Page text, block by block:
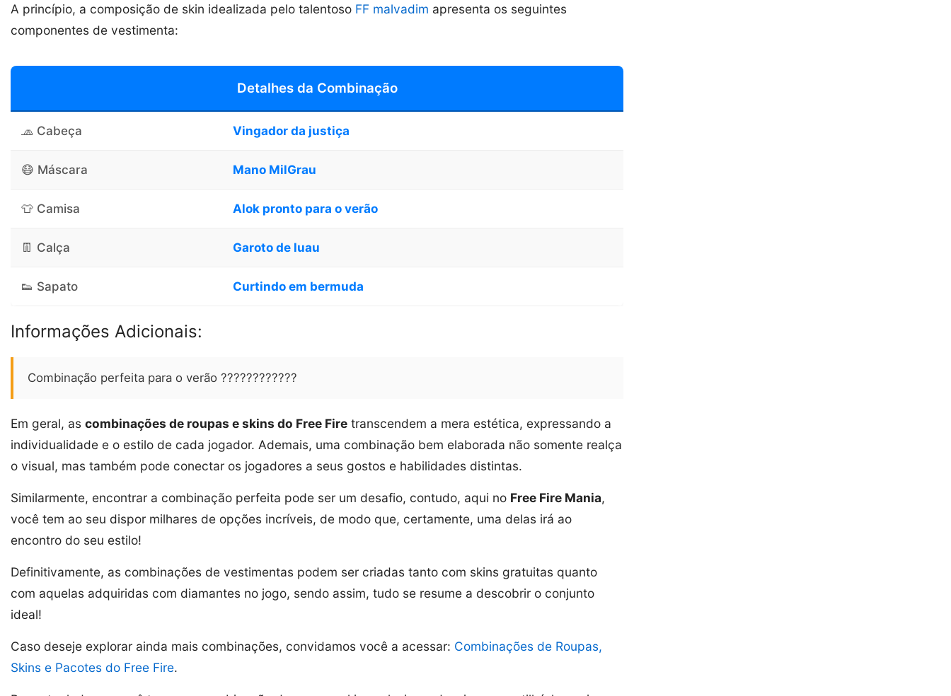
A princípio, a composição de skin idealizada pelo talentoso FF malvadim apresenta os seguintes
componentes de vestimenta:
Detalhes da Combinação
🧢 Cabeça Vingador da justiça
😷 Máscara Mano MilGrau
👕 Camisa Alok pronto para o verão
👖 Calça Garoto de luau
👟 Sapato Curtindo em bermuda
Informações Adicionais:
Combinação perfeita para o verão ????????????
Em geral, as combinações de roupas e skins do Free Fire transcendem a mera estética, expressando a
individualidade e o estilo de cada jogador. Ademais, uma combinação bem elaborada não somente realça
o visual, mas também pode conectar os jogadores a seus gostos e habilidades distintas.
Similarmente, encontrar a combinação perfeita pode ser um desafio, contudo, aqui no Free Fire Mania,
você tem ao seu dispor milhares de opções incríveis, de modo que, certamente, uma delas irá ao
encontro do seu estilo!
Definitivamente, as combinações de vestimentas podem ser criadas tanto com skins gratuitas quanto
com aquelas adquiridas com diamantes no jogo, sendo assim, tudo se resume a descobrir o conjunto
ideal!
Caso deseje explorar ainda mais combinações, convidamos você a acessar: Combinações de Roupas,
Skins e Pacotes do Free Fire.